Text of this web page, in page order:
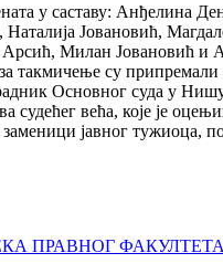
у саставу: Анђелина
Јовановић,
Арсић, Милан Јовановић и
такмичење су
Основног суда у
судећег већа, које је
јавног тужиоца,
ПРАВНОГ